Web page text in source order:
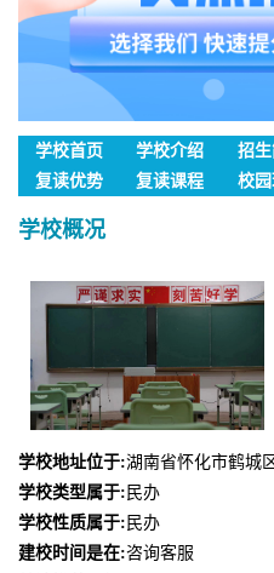
学校首页 学校介绍 招
复读优势
复读课程 校
学校概况
学校地址位于:湖南省怀化市鹤城
学校类型属于: 民办
学校性质属于: 民办
建校时间是在:咨询客服